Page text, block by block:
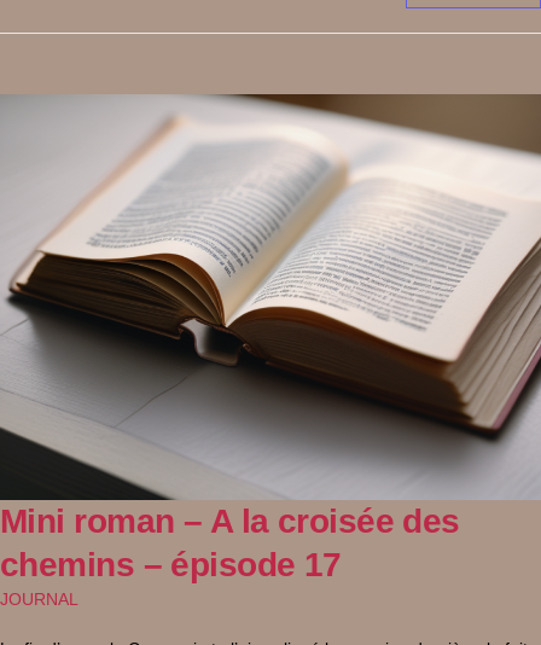
Mini roman – A la croisée des
chemins – épisode 17
JOURNAL